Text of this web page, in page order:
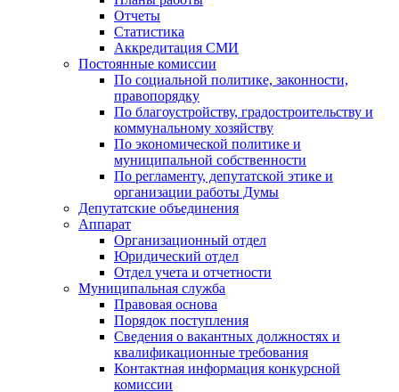
Отчеты
Статистика
Аккредитация СМИ
Постоянные комиссии
По социальной политике, законности,
правопорядку
По благоустройству, градостроительству и
коммунальному хозяйству
По экономической политике и
муниципальной собственности
По регламенту, депутатской этике и
организации работы Думы
Депутатские объединения
Аппарат
Организационный отдел
Юридический отдел
Отдел учета и отчетности
Муниципальная служба
Правовая основа
Порядок поступления
Сведения о вакантных должностях и
квалификационные требования
Контактная информация конкурсной
комиссии